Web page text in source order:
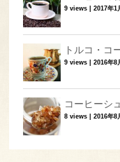
9 views |2017年1
トルコ・コ
9 views |2016年8
コーヒーシ
8 views |2016年8